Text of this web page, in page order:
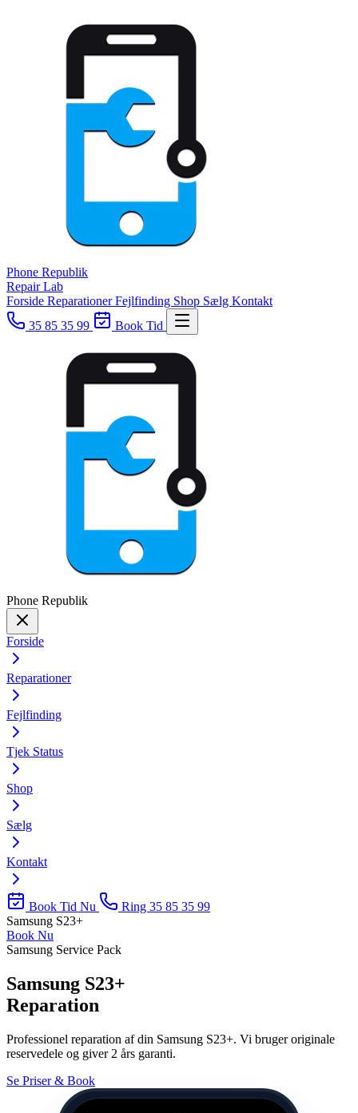
Phone Republik
Repair Lab
Forside ReparationerFejlfinding Shop Sælg Kontakt
35 85 35 99
Book Tid
Phone Republik
Forside
Reparationer
Fejlfinding
Tjek Status
Shop
Sælg
Kontakt
Book Tid Nu
Ring 35 85 35 99
Samsung S23+
Book Nu
Samsung Service Pack
Samsung S23+
Reparation
Professionel reparation af din Samsung S23+. Vi bruger originale
reservedele og giver 2 års garanti.
Se Priser & Book